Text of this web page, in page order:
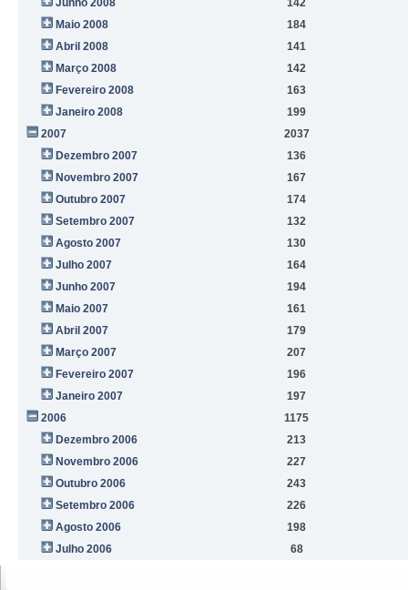
Junho 2008
142
Maio 2008
184
Abril 2008
141
Março 2008
142
Fevereiro 2008
163
Janeiro 2008
199
2007
2037
Dezembro 2007
136
Novembro 2007
167
Outubro 2007
174
Setembro 2007
132
Agosto 2007
130
Julho 2007
164
Junho 2007
194
Maio 2007
161
Abril 2007
179
Março 2007
207
Fevereiro 2007
196
Janeiro 2007
197
2006
1175
Dezembro 2006
213
Novembro 2006
227
Outubro 2006
243
Setembro 2006
226
Agosto 2006
198
Julho 2006
68